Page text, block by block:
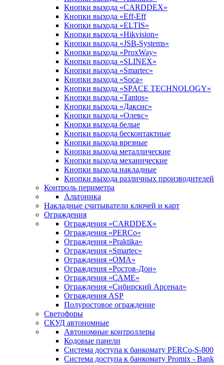
Кнопки выхода «CARDDEX»
Кнопки выхода «Eff-Eff
Кнопки выхода «ELTIS»
Кнопки выхода «Hikvision»
Кнопки выхода «JSB-Systems»
Кнопки выхода «ProxWay»
Кнопки выхода «SLINEX»
Кнопки выхода «Smartec»
Кнопки выхода «Soca»
Кнопки выхода «SPACE TECHNOLOGY»
Кнопки выхода «Tantos»
Кнопки выхода «Даксис»
Кнопки выхода «Олевс»
Кнопки выхода белые
Кнопки выхода бесконтактные
Кнопки выхода врезные
Кнопки выхода металлические
Кнопки выхода механические
Кнопки выхода накладные
Кнопки выхода различных производителей
Контроль периметра
Альтоника
Накладные считыватели ключей и карт
Ограждения
Ограждения «CARDDEX»
Ограждения «PERCo»
Ограждения «Praktika»
Ограждения «Smartec»
Ограждения «ОМА»
Ограждения «Ростов-Дон»
Ограждения «САМЕ»
Ограждения «Сибирский Арсенал»
Ограждения ASP
Полуростовое ограждение
Светофоры
СКУД автономные
Автономные контроллеры
Кодовые панели
Система доступа к банкомату PERCo-S-800
Система доступа к банкомату Promix - Bank